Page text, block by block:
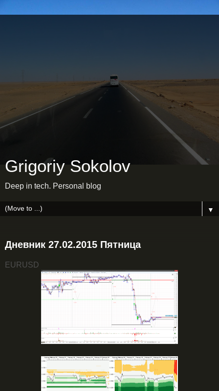
Grigoriy Sokolov
Deep in tech. Personal blog
▼
Дневник 27.02.2015 Пятница
EURUSD